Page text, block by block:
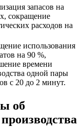
запасов на
сокращение
расходов на
использования
на 90 %,
времени
одной пары
с 20 до 2 минут.
об